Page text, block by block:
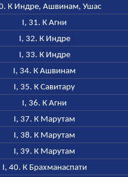
К Индре, Ашвинам, Ушас
I, 31. К Агни
I, 32. К Индре
I, 33. К Индре
I, 34. К Ашвинам
I, 35. К Савитару
I, 36. К Агни
I, 37. К Марутам
I, 38. К Марутам
I, 39. К Марутам
I, 40. К Брахманаспати